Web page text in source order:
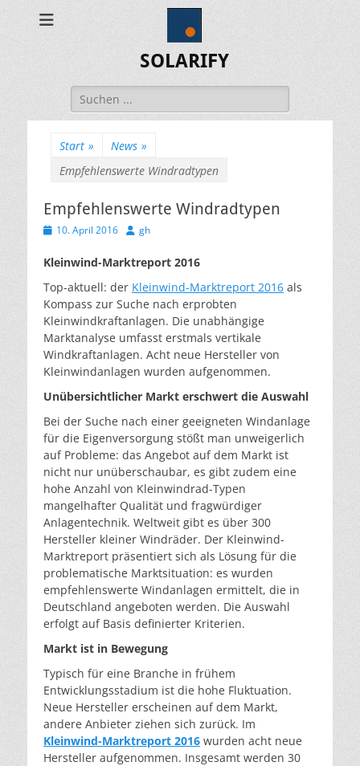
SOLARIFY
Suchen
nach:
Start » News »
Empfehlenswerte Windradtypen
Empfehlenswerte Windradtypen
Veröffentlicht
10. April 2016 Autor
gh
Kleinwind-Marktreport 2016
Top-aktuell: der Kleinwind-Marktreport 2016 als
Kompass zur Suche nach erprobten
Kleinwindkraftanlagen. Die unabhängige
Marktanalyse umfasst erstmals vertikale
Windkraftanlagen. Acht neue Hersteller von
Kleinwindanlagen wurden aufgenommen.
Unübersichtlicher Markt erschwert die Auswahl
Bei der Suche nach einer geeigneten Windanlage
für die Eigenversorgung stößt man unweigerlich
auf Probleme: das Angebot auf dem Markt ist
nicht nur unüberschaubar, es gibt zudem eine
hohe Anzahl von Kleinwindrad-Typen
mangelhafter Qualität und fragwürdiger
Anlagentechnik. Weltweit gibt es über 300
Hersteller kleiner Windräder. Der Kleinwind-
Marktreport präsentiert sich als Lösung für die
problematische Marktsituation: es wurden
empfehlenswerte Windanlagen ermittelt, die in
Deutschland angeboten werden. Die Auswahl
erfolgt auf Basis definierter Kriterien.
Markt ist in Bewegung
Typisch für eine Branche in frühem
Entwicklungsstadium ist die hohe Fluktuation.
Neue Hersteller erscheinen auf dem Markt,
andere Anbieter ziehen sich zurück. Im
Kleinwind-Marktreport 2016 wurden acht neue
Hersteller aufgenommen. Insgesamt werden 30